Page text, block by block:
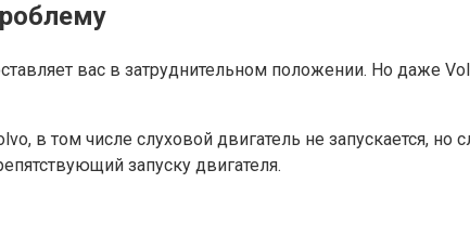
вас в затруднительном положении. Но даже
в том числе слуховой двигатель не запускается, но
запуску двигателя.